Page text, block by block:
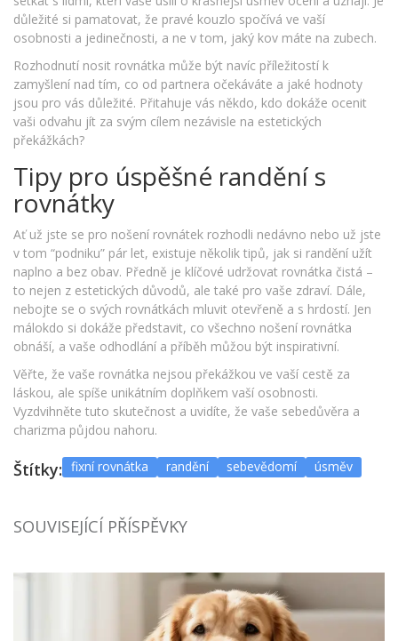
důležité si pamatovat, že pravé kouzlo spočívá ve vaší
osobnosti a jedinečnosti, a ne v tom, jaký kov máte na zubech.
Rozhodnutí nosit rovnátka může být navíc příležitostí k
zamyšlení nad tím, co od partnera očekáváte a jaké hodnoty
jsou pro vás důležité. Přitahuje vás někdo, kdo dokáže ocenit
vaši odvahu jít za svým cílem nezávisle na estetických
překážkách?
Tipy pro úspěšné randění s
rovnátky
Ať už jste se pro nošení rovnátek rozhodli nedávno nebo už jste
v tom “podniku” pár let, existuje několik tipů, jak si randění užít
naplno a bez obav. Předně je klíčové udržovat rovnátka čistá –
to nejen z estetických důvodů, ale také pro vaše zdraví. Dále,
nebojte se o svých rovnátkách mluvit otevřeně a s hrdostí. Jen
málokdo si dokáže představit, co všechno nošení rovnátka
obnáší, a vaše odhodlání a příběh můžou být inspirativní.
Věřte, že vaše rovnátka nejsou překážkou ve vaší cestě za
láskou, ale spíše unikátním doplňkem vaší osobnosti.
Vyzdvihněte tuto skutečnost a uvidíte, že vaše sebedůvěra a
charizma půjdou nahoru.
Štítky: fixní rovnátka randění sebevědomí úsměv
SOUVISEJÍCÍ PŘÍSPĚVKY